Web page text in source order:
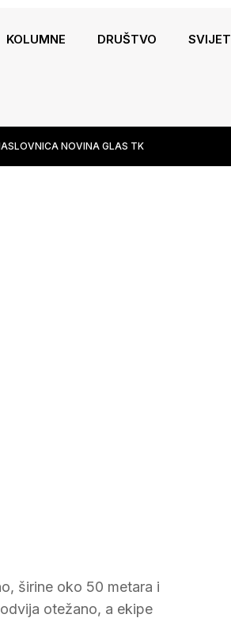
KOLUMNE DRUŠTVO SVIJET
NOVINA GLAS TK
širine oko 50 metara i
otežano, a ekipe